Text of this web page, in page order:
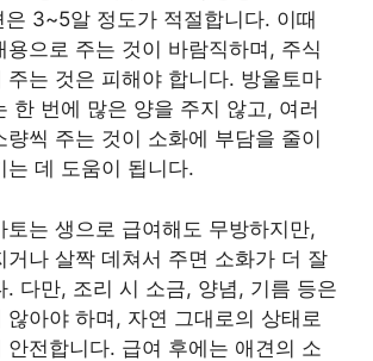
3~5알 정도가 적절합니다. 이때
용으로 주는 것이 바람직하며, 주식
주는 것은 피해야 합니다. 방울토마
한 번에 많은 양을 주지 않고, 여러
량씩 주는 것이 소화에 부담을 줄이
는 데 도움이 됩니다.
토는 생으로 급여해도 무방하지만,
거나 살짝 데쳐서 주면 소화가 더 잘
. 다만, 조리 시 소금, 양념, 기름 등은
않아야 하며, 자연 그대로의 상태로
안전합니다. 급여 후에는 애견의 소